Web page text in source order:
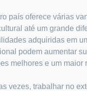
país oferece várias
até um grande
adquiridas em
podem aumentar
melhores e um maior
vezes, trabalhar no